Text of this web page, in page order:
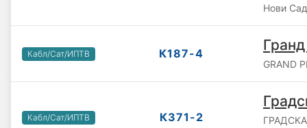
Нови Сад
Кабл/Сат/ИПТВ К187-4
GRAND
Кабл/Сат/ИПТВ К371-2